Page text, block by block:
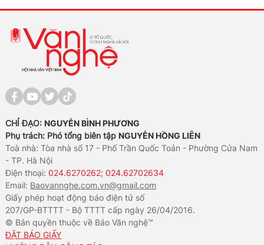
CHỈ ĐẠO: NGUYỄN BÌNH PHƯƠNG
Phụ trách: Phó tổng biên tập NGUYỄN HỒNG LIÊN
Toà nhà: Tòa nhà số 17 - Phố Trần Quốc Toản - Phường Cửa Nam
- TP. Hà Nội
Điện thoại:024.6270262; 024.62702634
Email: Baovannghe.com.vn@gmail.com
Giấy phép hoạt động báo điện tử số
207/GP-BTTTT - Bộ TTTT cấp ngày 26/04/2016.
© Bản quyền thuộc về Báo Văn nghệ™
ĐẶT BÁO GIẤY